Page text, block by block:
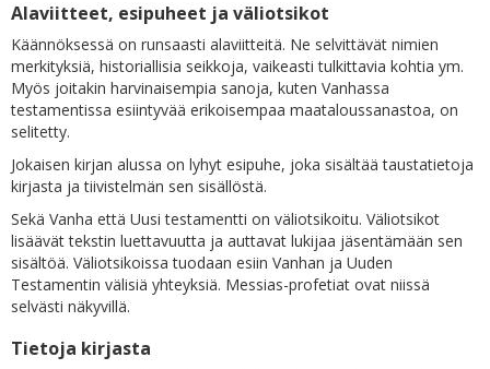
Alaviitteet, esipuheet ja väliotsikot
Käännöksessä on runsaasti alaviitteitä. Ne selvittävät nimien
merkityksiä, historiallisia seikkoja, vaikeasti tulkittavia kohtia ym.
Myös joitakin harvinaisempia sanoja, kuten Vanhassa
testamentissa esiintyvää erikoisempaa maataloussanastoa, on
selitetty.
Jokaisen kirjan alussa on lyhyt esipuhe, joka sisältää taustatietoja
kirjasta ja tiivistelmän sen sisällöstä.
Sekä Vanha että Uusi testamentti on väliotsikoitu. Väliotsikot
lisäävät tekstin luettavuutta ja auttavat lukijaa jäsentämään sen
sisältöä. Väliotsikoissa tuodaan esiin Vanhan ja Uuden
Testamentin välisiä yhteyksiä. Messias-profetiat ovat niissä
selvästi näkyvillä.
Tietoja kirjasta